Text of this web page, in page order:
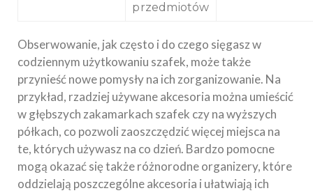
przedmiotów
Obserwowanie, jak często i do czego sięgasz w
codziennym użytkowaniu szafek, może także
przynieść nowe pomysły na ich zorganizowanie. Na
przykład, rzadziej używane akcesoria można umieścić
w głębszych zakamarkach szafek czy na wyższych
półkach, co pozwoli zaoszczędzić więcej miejsca na
te, których używasz na co dzień. Bardzo pomocne
mogą okazać się także różnorodne organizery, które
oddzielają poszczególne akcesoria i ułatwiają ich